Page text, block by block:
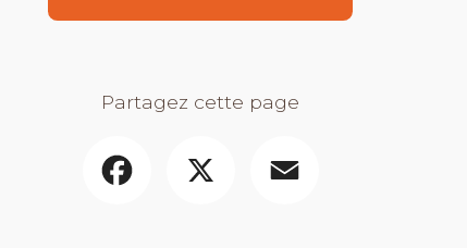
Partagez cette page